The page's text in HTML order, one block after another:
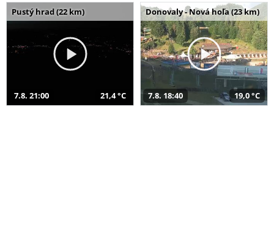
Pustý hrad (22 km)
7.8. 21:00 21,4 °C
Donovaly - Nová hoľa (23 km)
7.8. 18:40 19,0 °C